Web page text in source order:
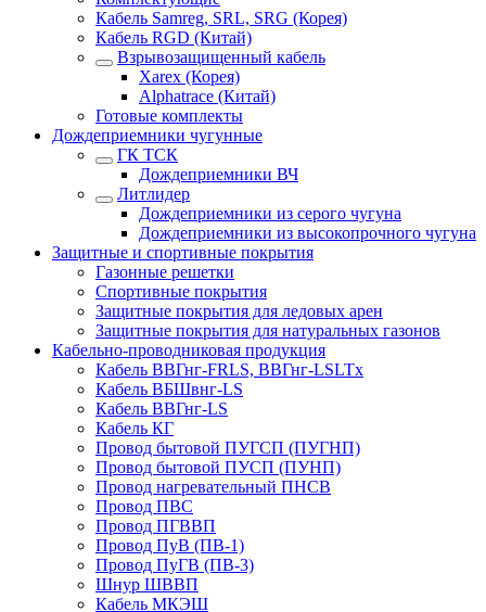
Кабель Samreg, SRL, SRG (Корея)
Кабель RGD (Китай)
Взрывозащищенный кабель
Xarex (Корея)
Alphatrace (Китай)
Готовые комплекты
Дождеприемники чугунные
ГК ТСК
Дождеприемники ВЧ
Литлидер
Дождеприемники из серого чугуна
Дождеприемники из высокопрочного чугуна
Защитные и спортивные покрытия
Газонные решетки
Спортивные покрытия
Защитные покрытия для ледовых арен
Защитные покрытия для натуральных газонов
Кабельно-проводниковая продукция
Кабель ВВГнг-FRLS, ВВГнг-LSLTx
Кабель ВБШвнг-LS
Кабель ВВГнг-LS
Кабель КГ
Провод бытовой ПУГСП (ПУГНП)
Провод бытовой ПУСП (ПУНП)
Провод нагревательный ПНСВ
Провод ПВС
Провод ПГВВП
Провод ПуВ (ПВ-1)
Провод ПуГВ (ПВ-3)
Шнур ШВВП
Кабель МКЭШ